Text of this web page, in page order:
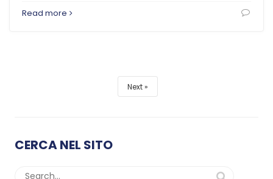
Read more
Next
CERCA NEL SITO